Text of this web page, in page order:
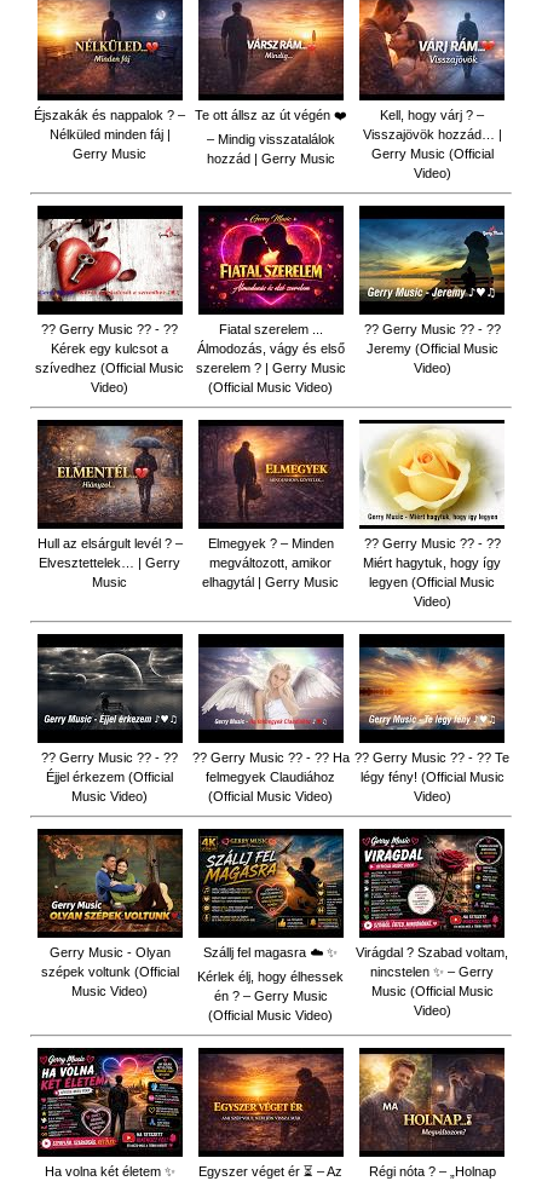
Éjszakák és nappalok ? –
Nélküled minden fáj |
Gerry Music
Te ott állsz az út végén ❤️
– Mindig visszatalálok
hozzád | Gerry Music
Kell, hogy várj ? –
Visszajövök hozzád… |
Gerry Music (Official
Video)
?? Gerry Music ?? - ??
Kérek egy kulcsot a
szívedhez (Official Music
Video)
Fiatal szerelem ...
Álmodozás, vágy és első
szerelem ? | Gerry Music
(Official Music Video)
?? Gerry Music ?? - ??
Jeremy (Official Music
Video)
Hull az elsárgult levél ? –
Elvesztettelek… | Gerry
Music
Elmegyek ? – Minden
megváltozott, amikor
elhagytál | Gerry Music
?? Gerry Music ?? - ??
Miért hagytuk, hogy így
legyen (Official Music
Video)
?? Gerry Music ?? - ??
Éjjel érkezem (Official
Music Video)
?? Gerry Music ?? - ?? Ha
felmegyek Claudiához
(Official Music Video)
?? Gerry Music ?? - ?? Te
légy fény! (Official Music
Video)
Gerry Music - Olyan
szépek voltunk (Official
Music Video)
Szállj fel magasra ☁️ ✨
Kérlek élj, hogy élhessek
én ? – Gerry Music
(Official Music Video)
Virágdal ? Szabad voltam,
nincstelen ✨ – Gerry
Music (Official Music
Video)
Ha volna két életem ✨
Egyszer véget ér ⏳ – Az
Régi nóta ? – „Holnap